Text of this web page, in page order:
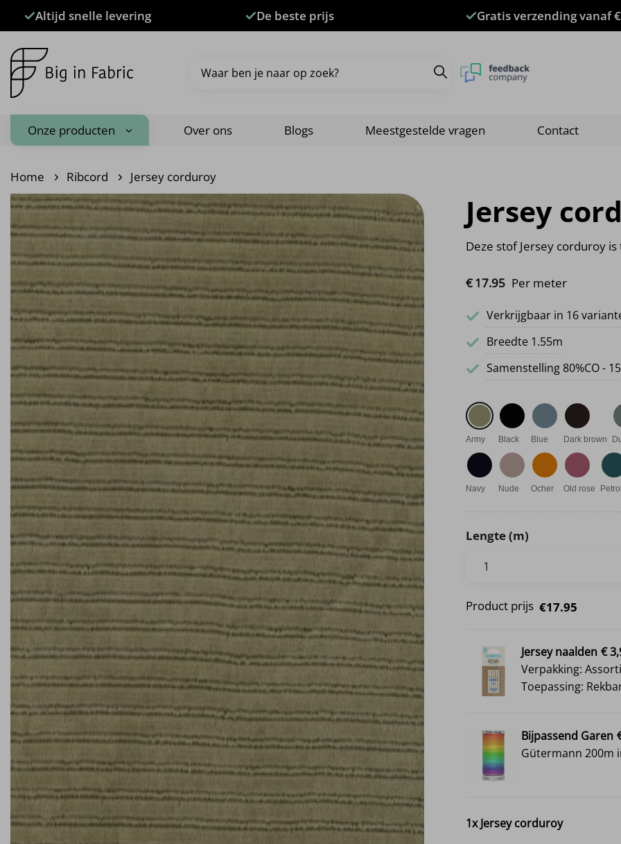
Altijd snelle levering De beste prijs Gratis verzending vanaf
naar:
Onze producten Over ons Blogs Meestgestelde vragen Contact
Home Ribcord Jersey corduroy
Jersey
Deze stof Jersey corduroy
€17.95 Per meter
Verkrijgbaar in 16
Breedte 1.55m
Samenstelling 80%CO -
Army Black Blue Dark brown
Navy Nude Ocher Old rose Petrol
Lengte (m)
Product prijs €17.95
Jersey naalden €
Verpakking: Assorti
Toepassing:
Bijpassend Garen
Gütermann 200m
1xJersey corduroy